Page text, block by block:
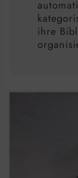
ihre